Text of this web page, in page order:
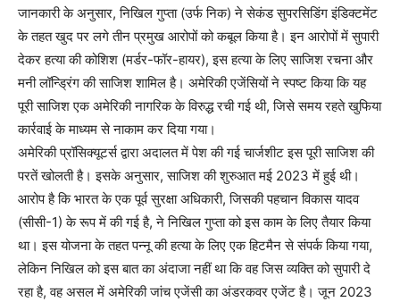
जानकारी के अनुसार, निखिल गुप्ता (उर्फ निक) ने सेकंड सुपरसिडिंग इंडिक्टमेंट
के तहत खुद पर लगे तीन प्रमुख आरोपों को कबूल किया है। इन आरोपों में सुपारी
देकर हत्या की कोशिश (मर्डर-फॉर-हायर), इस हत्या के लिए साजिश रचना और
मनी लॉन्ड्रिंग की साजिश शामिल है। अमेरिकी एजेंसियों ने स्पष्ट किया कि यह
पूरी साजिश एक अमेरिकी नागरिक के विरुद्ध रची गई थी, जिसे समय रहते खुफिया
कार्रवाई के माध्यम से नाकाम कर दिया गया।
अमेरिकी प्रॉसिक्यूटर्स द्वारा अदालत में पेश की गई चार्जशीट इस पूरी साजिश की
परतें खोलती है। इसके अनुसार, साजिश की शुरुआत मई 2023 में हुई थी।
आरोप है कि भारत के एक पूर्व सुरक्षा अधिकारी, जिसकी पहचान विकास यादव
(सीसी-1) के रूप में की गई है, ने निखिल गुप्ता को इस काम के लिए तैयार किया
था। इस योजना के तहत पन्नू की हत्या के लिए एक हिटमैन से संपर्क किया गया,
लेकिन निखिल को इस बात का अंदाजा नहीं था कि वह जिस व्यक्ति को सुपारी दे
रहा है, वह असल में अमेरिकी जांच एजेंसी का अंडरकवर एजेंट है। जून 2023